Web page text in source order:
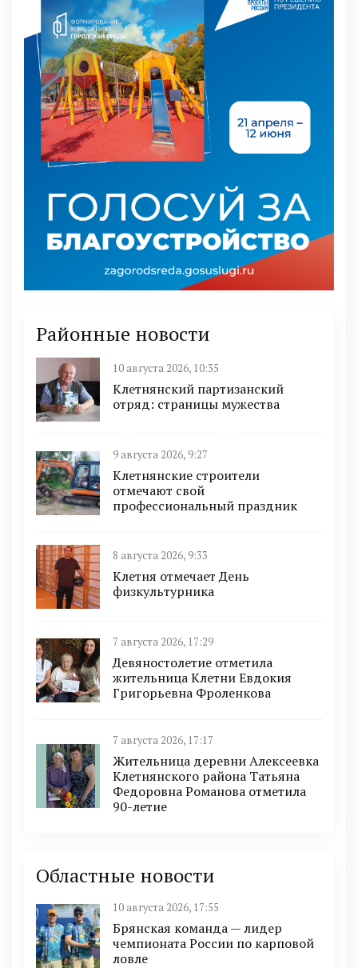
Районные новости
10 августа 2026, 10:35
Клетнянский партизанский
отряд: страницы мужества
9 августа 2026, 9:27
Клетнянские строители
отмечают свой
профессиональный праздник
8 августа 2026, 9:33
Клетня отмечает День
физкультурника
7 августа 2026, 17:29
Девяностолетие отметила
жительница Клетни Евдокия
Григорьевна Фроленкова
7 августа 2026, 17:17
Жительница деревни Алексеевка
Клетнянского района Татьяна
Федоровна Романова отметила
90-летие
Областные новости
10 августа 2026, 17:55
Брянская команда — лидер
чемпионата России по карповой
ловле